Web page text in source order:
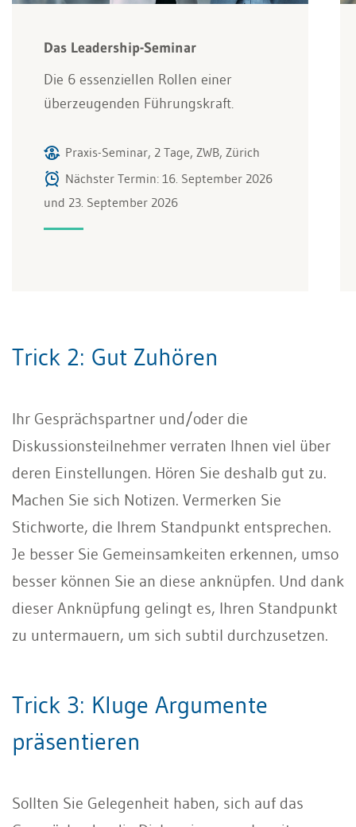
Das Leadership-Seminar
Die 6 essenziellen Rollen einer
überzeugenden Führungskraft.
Praxis-Seminar, 2 Tage, ZWB, Zürich
Nächster Termin: 16. September 2026
und 23. September 2026
Trick 2: Gut Zuhören
Ihr Gesprächspartner und/oder die
Diskussionsteilnehmer verraten Ihnen viel über
deren Einstellungen. Hören Sie deshalb gut zu.
Machen Sie sich Notizen. Vermerken Sie
Stichworte, die Ihrem Standpunkt entsprechen.
Je besser Sie Gemeinsamkeiten erkennen, umso
besser können Sie an diese anknüpfen. Und dank
dieser Anknüpfung gelingt es, Ihren Standpunkt
zu untermauern, um sich subtil durchzusetzen.
Trick 3: Kluge Argumente
präsentieren
Sollten Sie Gelegenheit haben, sich auf das